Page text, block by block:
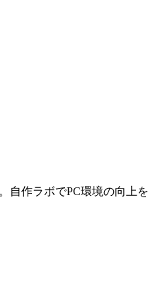
。 自作ラボでPC環境の向上を